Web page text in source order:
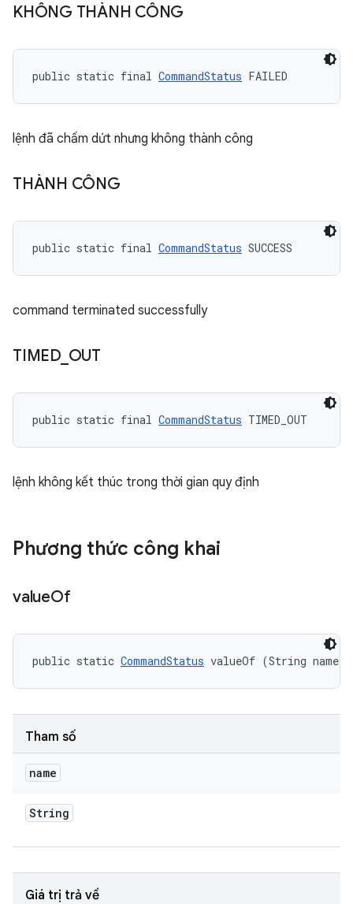
KHÔNG THÀNH CÔNG
public static final CommandStatus FAILED
lệnh đã chấm dứt nhưng không thành công
THÀNH CÔNG
public static final CommandStatus SUCCESS
command terminated successfully
TIMED_ OUT
public static final CommandStatus TIMED_OUT
lệnh không kết thúc trong thời gian quy định
Phương thức công khai
valueOf
public static CommandStatus valueOf (String name)
Tham số
name
String
Giá trị trả về